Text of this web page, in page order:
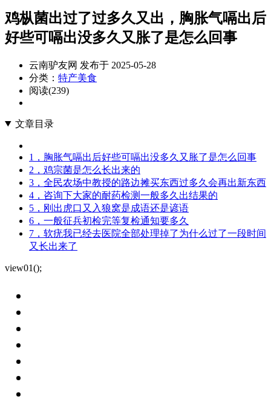
鸡枞菌出过了过多久又出，胸胀气嗝出后
好些可嗝出没多久又胀了是怎么回事
云南驴友网 发布于 2025-05-28
分类： 特产美食
阅读(239)
文章目录
1，胸胀气嗝出后好些可嗝出没多久又胀了是怎么回事
2，鸡宗菌是怎么长出来的
3，全民农场中教授的路边摊买东西过多久会再出新东西
4，咨询下大家的耐药检测一般多久出结果的
5，刚出虎口又入狼窝是成语还是谚语
6，一般征兵初检完等复检通知要多久
7，软疣我已经去医院全部处理掉了为什么过了一段时间
又长出来了
view01();